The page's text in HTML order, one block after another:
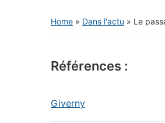
Home » Dans l'actu » Le
Références :
Giverny